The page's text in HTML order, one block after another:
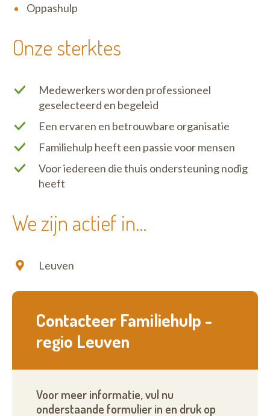
Oppashulp
Onze sterktes
Medewerkers worden professioneel
geselecteerd en begeleid
Een ervaren en betrouwbare organisatie
Familiehulp heeft een passie voor mensen
Voor iedereen die thuis ondersteuning nodig
heeft
We zijn actief in...
Leuven
Contacteer Familiehulp -
regio Leuven
Voor meer informatie, vul nu
onderstaande formulier in en druk op